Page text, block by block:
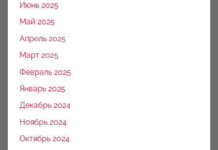
Июнь 2025
Май 2025
Апрель 2025
Март 2025
Февраль 2025
Январь 2025
Декабрь 2024
Ноябрь 2024
Октябрь 2024